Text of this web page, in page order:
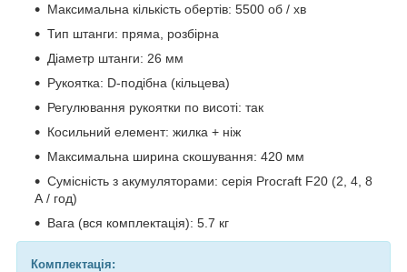
Максимальна кількість обертів: 5500 об / хв
Тип штанги: пряма, розбірна
Діаметр штанги: 26 мм
Рукоятка: D-подібна (кільцева)
Регулювання рукоятки по висоті: так
Косильний елемент: жилка + ніж
Максимальна ширина скошування: 420 мм
Сумісність з акумуляторами: серія Procraft F20 (2, 4, 8
А / год)
Вага (вся комплектація): 5.7 кг
Комплектація: